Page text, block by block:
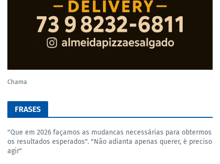
Chama
FRASES
"Que em 2026 façamos as mudancas necessárias para obtermos
os resultados esperados". "Não adianta apenas querer, é preciso
agir"